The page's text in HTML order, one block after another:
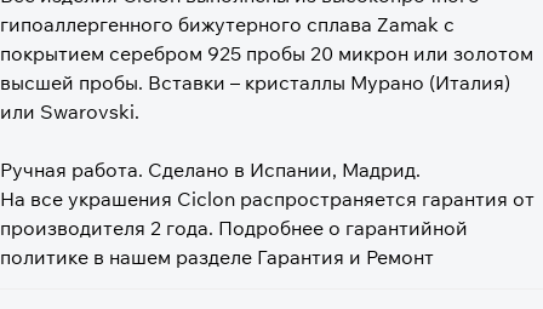
гипоаллергенного бижутерного сплава Zamak с
покрытием серебром 925 пробы 20 микрон или золотом
высшей пробы. Вставки – кристаллы Мурано (Италия)
или Swarovski.
Ручная работа. Сделано в Испании, Мадрид.
На все украшения Ciclon распространяется гарантия от
производителя 2 года. Подробнее о гарантийной
политике в нашем разделе Гарантия и Ремонт